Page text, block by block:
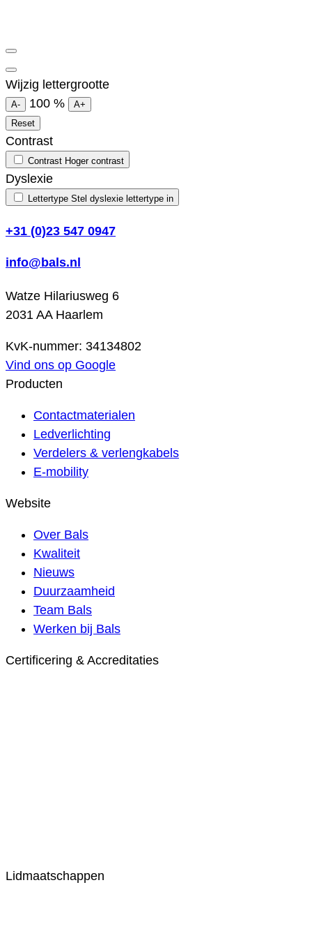
Wijzig lettergrootte
A- 100 %
A+
Reset
Contrast
Contrast Hoger contrast
Dyslexie
Lettertype Stel dyslexie lettertype in
+31 (0)23 547 0947
info@bals.nl
Watze Hilariusweg 6
2031 AA Haarlem
KvK-nummer: 34134802
Vind ons op Google
Producten
Contactmaterialen
Ledverlichting
Verdelers & verlengkabels
E-mobility
Website
Over Bals
Kwaliteit
Nieuws
Duurzaamheid
Team Bals
Werken bij Bals
Certificering & Accreditaties
Lidmaatschappen